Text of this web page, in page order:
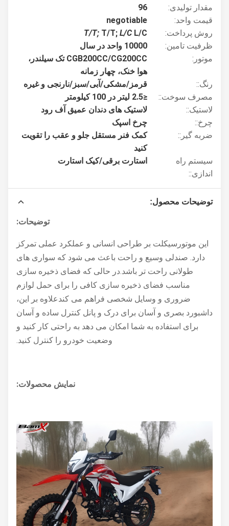
مقدار تولیدی:
قیمت واحد:
negotiable
روش پرداخت:
T/T; T/T; L/C
ظرفیت تامین:
10000 واحد در سال
موتور:
CGB200CC/CG200CC تک سیلندر،
هوا خنک، چهار زمانه
قرمز/مشکی/آبی/سبز/نارنجی و غیره
مصرف سوخت::
≤2.5 لیتر در 100 کیلومتر
لاستیک::
لاستیک های دندان عمیق آف رود
چرخ::
چرخ اسپک
ضربه گیر::
کمک فنر مستقل جلو و عقب را تقویت
سیستم راه
اندازی::
استارت برقی/کیک استارت
توضیحات محصول:
توضیحات:
این موتورسیکلت بر طراحی انسانی و عملکرد عملی تمرکز
دارد. صندلی وسیع و راحت باعث می شود که سواری های
طولانی راحت تر باشد.در حالی که فضای ذخیره سازی
مناسب فضای ذخیره سازی کافی را برای حمل لوازم
ضروری و وسایل شخصی فراهم می کندعلاوه بر این،
داشبورد بصری و آسان برای درک و پانل کنترل ساده و آسان
برای استفاده به شما امکان می دهد به راحتی کار کنید و
وضعیت خودرو را کنترل کنید.
نمایش محصولات: